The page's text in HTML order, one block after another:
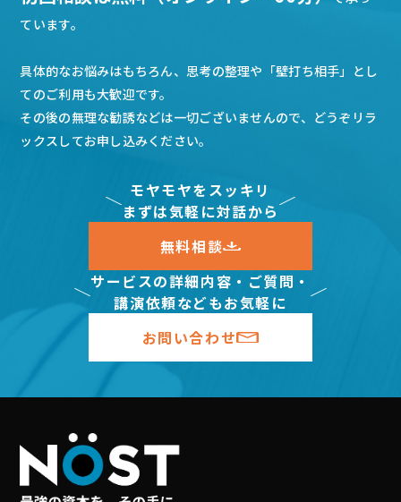
ています。
具体的なお悩みはもちろん、思考の整理や「壁打ち相手」とし
てのご利用も大歓迎です。
その後の無理な勧誘などは一切ございませんので、どうぞリラ
ックスしてお申し込みください。
モヤモヤをスッキリ
まずは気軽に対話から
無料相談
サービスの詳細内容・ご質問・
講演依頼などもお気軽に
お問い合わせ